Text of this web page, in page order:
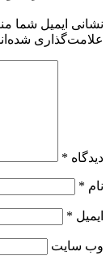
نشانی ایمیل شما
علامت‌گذاری
دیدگاه *
نام *
ایمیل *
وب‌ سایت